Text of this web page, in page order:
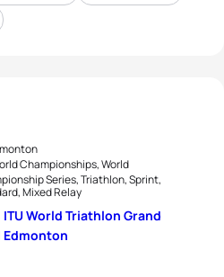
Championships, World
Series, Triathlon, Sprint,
Mixed Relay
ITU World Triathlon Grand
Edmonton